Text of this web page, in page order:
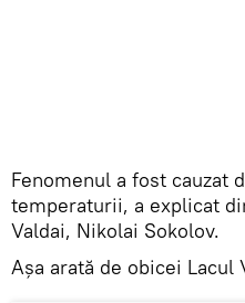
Fenomenul a fost cauzat
temperaturii, a explicat
Valdai, Nikolai Sokolov.
Aşa arată de obicei